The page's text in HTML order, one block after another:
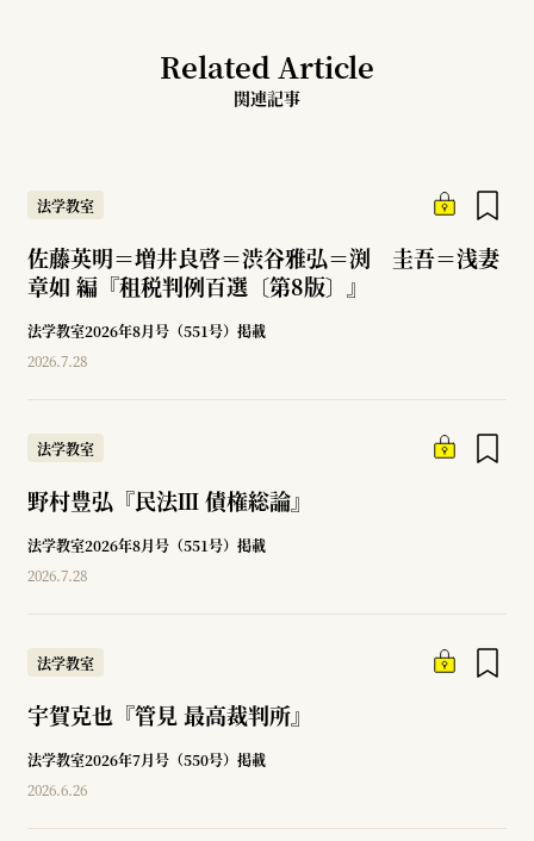
Related Article
関連記事
法学教室
佐藤英明＝増井良啓＝渋谷雅弘＝渕 圭吾＝浅妻
章如 編『租税判例百選〔第8版〕』
法学教室2026年8月号（551号）掲載
2026.7.28
法学教室
野村豊弘『民法Ⅲ 債権総論』
法学教室2026年8月号（551号）掲載
2026.7.28
法学教室
宇賀克也『管見 最高裁判所』
法学教室2026年7月号（550号）掲載
2026.6.26